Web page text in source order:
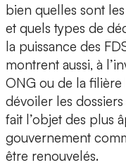
bien quelles sont
et quels types de
la puissance des
montrent aussi, à
ONG ou de la
dévoiler les
fait l’objet des plus
gouvernement
être renouvelés.